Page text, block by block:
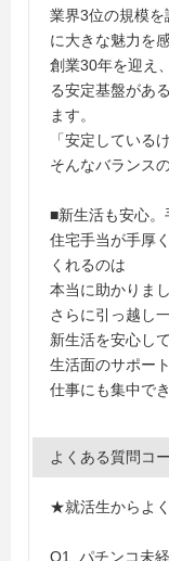
業界3位の規模
に大きな魅力を
創業30年を迎え
る安定基盤があ
ます。
「安定している
そんなバランス
■新生活も安心
住宅手当が手厚
くれるのは
本当に助かりま
さらに引っ越し
新生活を安心し
生活面のサポー
仕事にも集中で
よくある質問コ
★就活生からよ
Q1. パチンコ未